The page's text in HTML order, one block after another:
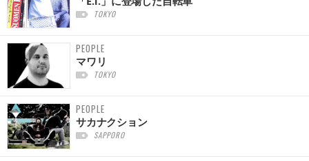
TOKYO
PEOPLE
マワリ
TOKYO
PEOPLE
サカナクション
SAPPORO